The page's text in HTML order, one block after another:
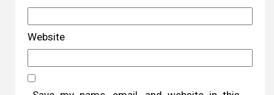
Website